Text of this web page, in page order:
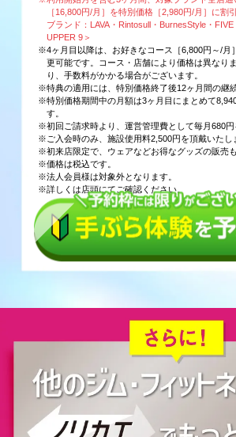
［16,800円/月］を特別価格［2,980円/月］に割
ブランド：LAVA・Rintosull・BurnesStyle・FIVE
UPPER 9＞
※4ヶ月目以降は、お好きなコース［6,800円～/月
更可能です。コース・店舗により価格は異なり
り、手数料がかかる場合がございます。
※特典の適用には、特別価格終了後12ヶ月間の継
※特別価格期間中の月額は3ヶ月目にまとめて
す。
※初回ご請求時より、運営管理費として毎月680円
※ご入会時のみ、施設使用料2,500円を頂戴いたし
※初来店限定で、ウェアなどお得なグッズの販売も
※価格は税込です。
※法人会員様は対象外となります。
※詳しくは店頭にてご確認ください。